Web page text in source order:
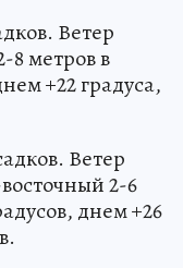
Ветер
8 метров в
+22 градуса,
Ветер
2-6
днем +26